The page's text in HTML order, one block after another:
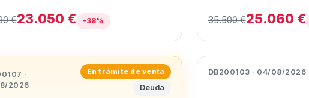
€23.050 € -38% 35.500 €25.060 €
·
2026
En trámite de venta
Deuda
DB200103 · 04/08/2026